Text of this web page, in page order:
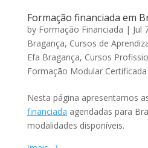
Formação financiada em
by Formação Financiada | Jul
Bragança, Cursos de
Efa Bragança, Cursos
Formação Modular
Nesta página apresentamos
financiada agendadas para
modalidades disponíveis.